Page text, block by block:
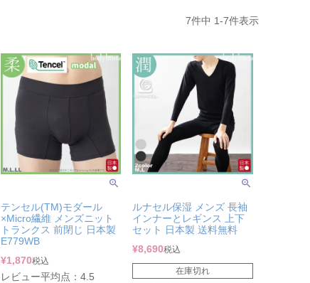
7件中 1-7件表示
テンセル(TM)モダール
×Micro繊維 メンズニット
トランクス 前閉じ 日本製
E779WB
¥1,870税込
レビュー平均点：4.5
ルナセル保湿 メンズ 長袖
インナーとレギンス 上下
セット 日本製 送料無料
¥8,690税込
在庫切れ